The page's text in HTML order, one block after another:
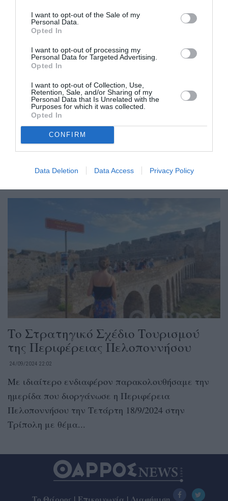
I want to opt-out of the Sale of my
Personal Data.
Opted In
I want to opt-out of processing my
Personal Data for Targeted Advertising.
Opted In
I want to opt-out of Collection, Use,
Retention, Sale, and/or Sharing of my
Personal Data that Is Unrelated with the
Purposes for which it was collected.
Opted In
CONFIRM
Data Deletion Data Access Privacy Policy
Κι όμως, η Πελοπόννησος μπορεί
27/05/2025 18:22
Παρά το γεγονός ότι ο ελληνικός τουρισμός
οικονομικά μεγέθη στην Πελοπόννησο...
Το Στρατηγικό Σχέδιο Τουρισμού
της Περιφέρειας Πελοποννήσου
24/09/2024 22:02
Με ιδιαίτερο ενδιαφέρον παρακολουθήσαμε την
ημερίδα που διοργάνωσε η Περιφέρεια
Πελοποννήσου την Τετάρτη 18/9/2024 στην
Τρίπολη με θέμα...